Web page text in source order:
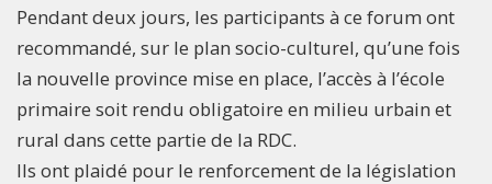
Pendant deux jours, les participants à ce forum ont
recommandé, sur le plan socio-culturel, qu’une fois
la nouvelle province mise en place, l’accès à l’école
primaire soit rendu obligatoire en milieu urbain et
rural dans cette partie de la RDC.
Ils ont plaidé pour le renforcement de la législation